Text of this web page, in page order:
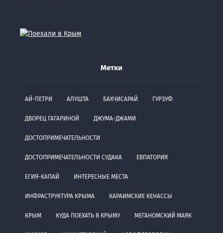
Метки
АЙ-ПЕТРИ АЛУШТА БАХЧИСАРАЙ ГУРЗУФ
ДВОРЕЦ ГАГАРИНОЙ ДЖУМА-ДЖАМИ
ДОСТОПРИМЕЧАТЕЛЬНОСТИ
ДОСТОПРИМЕЧАТЕЛЬНОСТИ СУДАКА ЕВПАТОРИЯ
ЕГИЯ-КАПАЙ ИНТЕРЕСНЫЕ МЕСТА
ИНФРАСТРУКТУРА КРЫМА КАРАИМСКИЕ КЕНАССЫ
КРЫМ КУДА ПОЕХАТЬ В КРЫМУ МЕГАНОМСКИЙ МАЯК